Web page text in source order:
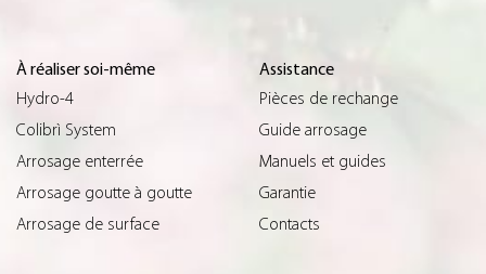
À réaliser soi-même
Hydro-4
Colibrì System
Arrosage enterrée
Arrosage goutte à goutte
Arrosage de surface
Assistance
Pièces de rechange
Guide arrosage
Manuels et guides
Garantie
Contacts